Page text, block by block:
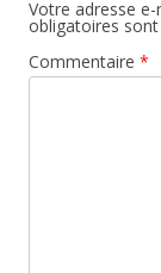
Votre adresse
obligatoires
Commentaire *